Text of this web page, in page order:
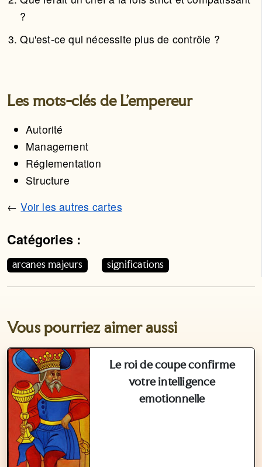
?
Qu'est-ce qui nécessite plus de contrôle ?
Les mots-clés de L’empereur
Autorité
Management
Réglementation
Structure
←Voir les autres cartes
Catégories :
Cet article appartient aux catégories suivantes. Vous
arcanes majeurs significations
Vous pourriez aimer aussi
Le roi de coupe confirme
votre intelligence
emotionnelle